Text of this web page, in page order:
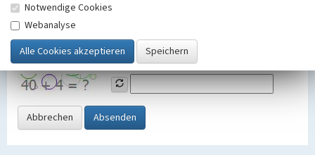
SicherheitsabfrageTragen Sie unten das Rechenergebnis aus der
Grafik ein
Abbrechen Absenden
Notwendige Cookies
Webanalyse